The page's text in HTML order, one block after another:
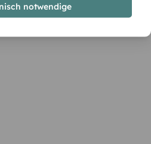
notwendige